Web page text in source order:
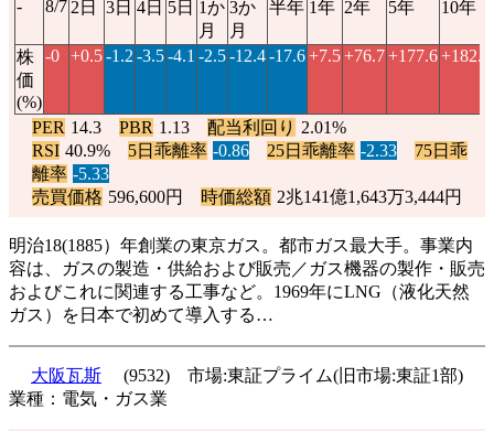
-
8/7 2日 3日 4日 5日 1か
月
3か
月
半年 1年 2年 5年 10年
株
価
(%)
-0 +0.5-1.2 -3.5-4.1 -2.5-12.4-17.6+7.5+76.7+177.6+182.7
PER 14.3 PBR 1.13 配当利回り 2.01%
RSI 40.9% 5日乖離率 -0.86 25日乖離率 -2.33
75日乖
離率 -5.33
売買価格 596,600円 時価総額 2兆141億1,643万3,444円
明治18(1885）年創業の東京ガス。都市ガス最大手。事業内
容は、ガスの製造・供給および販売／ガス機器の製作・販売
およびこれに関連する工事など。1969年にLNG（液化天然
ガス）を日本で初めて導入する…
大阪瓦斯
(9532) 市場:東証プライム(旧市場:東証1部)
業種：電気・ガス業